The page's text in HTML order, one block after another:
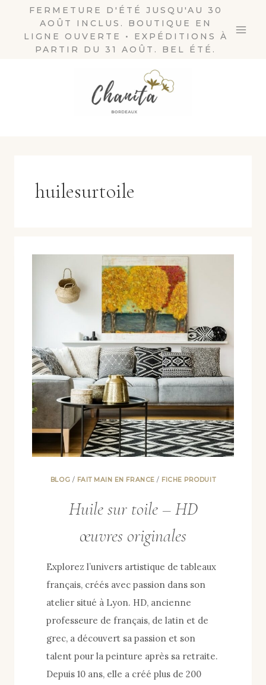
FERMETURE D'ÉTÉ JUSQU'AU 30
AOÛT INCLUS. BOUTIQUE EN
LIGNE OUVERTE • EXPÉDITIONS À
PARTIR DU 31 AOÛT. BEL ÉTÉ.
huilesurtoile
BLOG / FAIT MAIN EN FRANCE / FICHE PRODUIT
Huile sur toile – HD
œuvres originales
Explorez l’univers artistique de tableaux
français, créés avec passion dans son
atelier situé à Lyon. HD, ancienne
professeure de français, de latin et de
grec, a découvert sa passion et son
talent pour la peinture après sa retraite.
Depuis 10 ans, elle a créé plus de 200